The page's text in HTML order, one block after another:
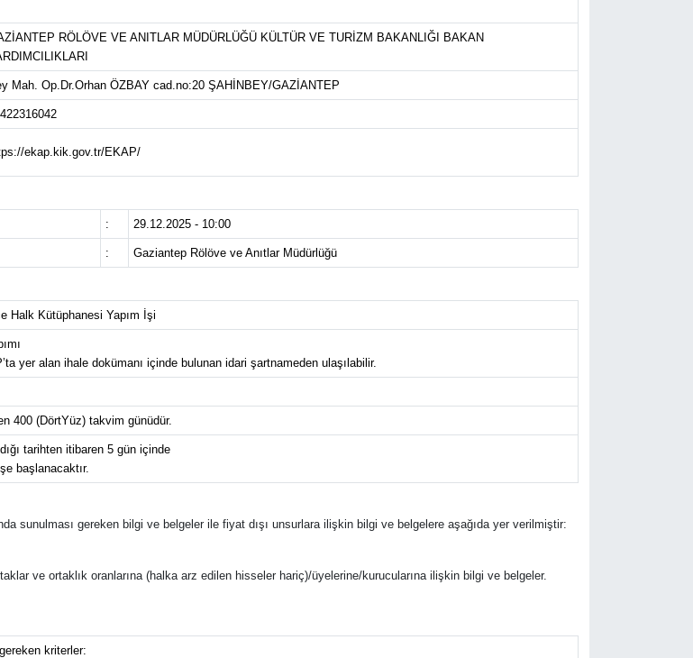
RÖLÖVE VE ANITLAR MÜDÜRLÜĞÜ KÜLTÜR VE TURİZM BAKANLIĞI BAKAN
Mah. Op.Dr.Orhan ÖZBAY cad.no:20 ŞAHİNBEY/GAZİANTEP
ekap.kik.gov.tr/EKAP/
: 29.12.2025 - 10:00
: Gaziantep Rölöve ve Anıtlar Müdürlüğü
Halk Kütüphanesi Yapım İşi
yer alan ihale dokümanı içinde bulunan idari şartnameden ulaşılabilir.
400 (DörtYüz) takvim günüdür.
tarihten itibaren 5 gün içinde
başlanacaktır.
sunulması gereken bilgi ve belgeler ile fiyat dışı unsurlara ilişkin bilgi ve belgelere aşağıda yer verilmiştir:
ve ortaklık oranlarına (halka arz edilen hisseler hariç)/üyelerine/kurucularına ilişkin bilgi ve belgeler.
kriterler: